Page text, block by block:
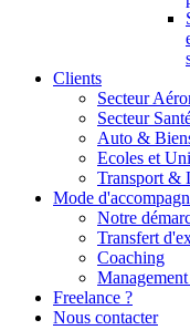
Clients
Secteur
Secteur
Auto &
Ecoles et
Transport &
Mode
Notre
Transfert
Coaching
Freelance ?
Nous contacter